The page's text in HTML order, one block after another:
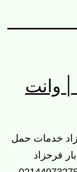
| وانت
خدمات حمل
فرحزاد